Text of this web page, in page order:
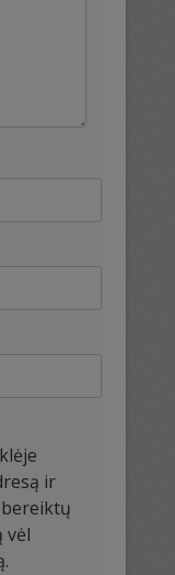
ir
vėl